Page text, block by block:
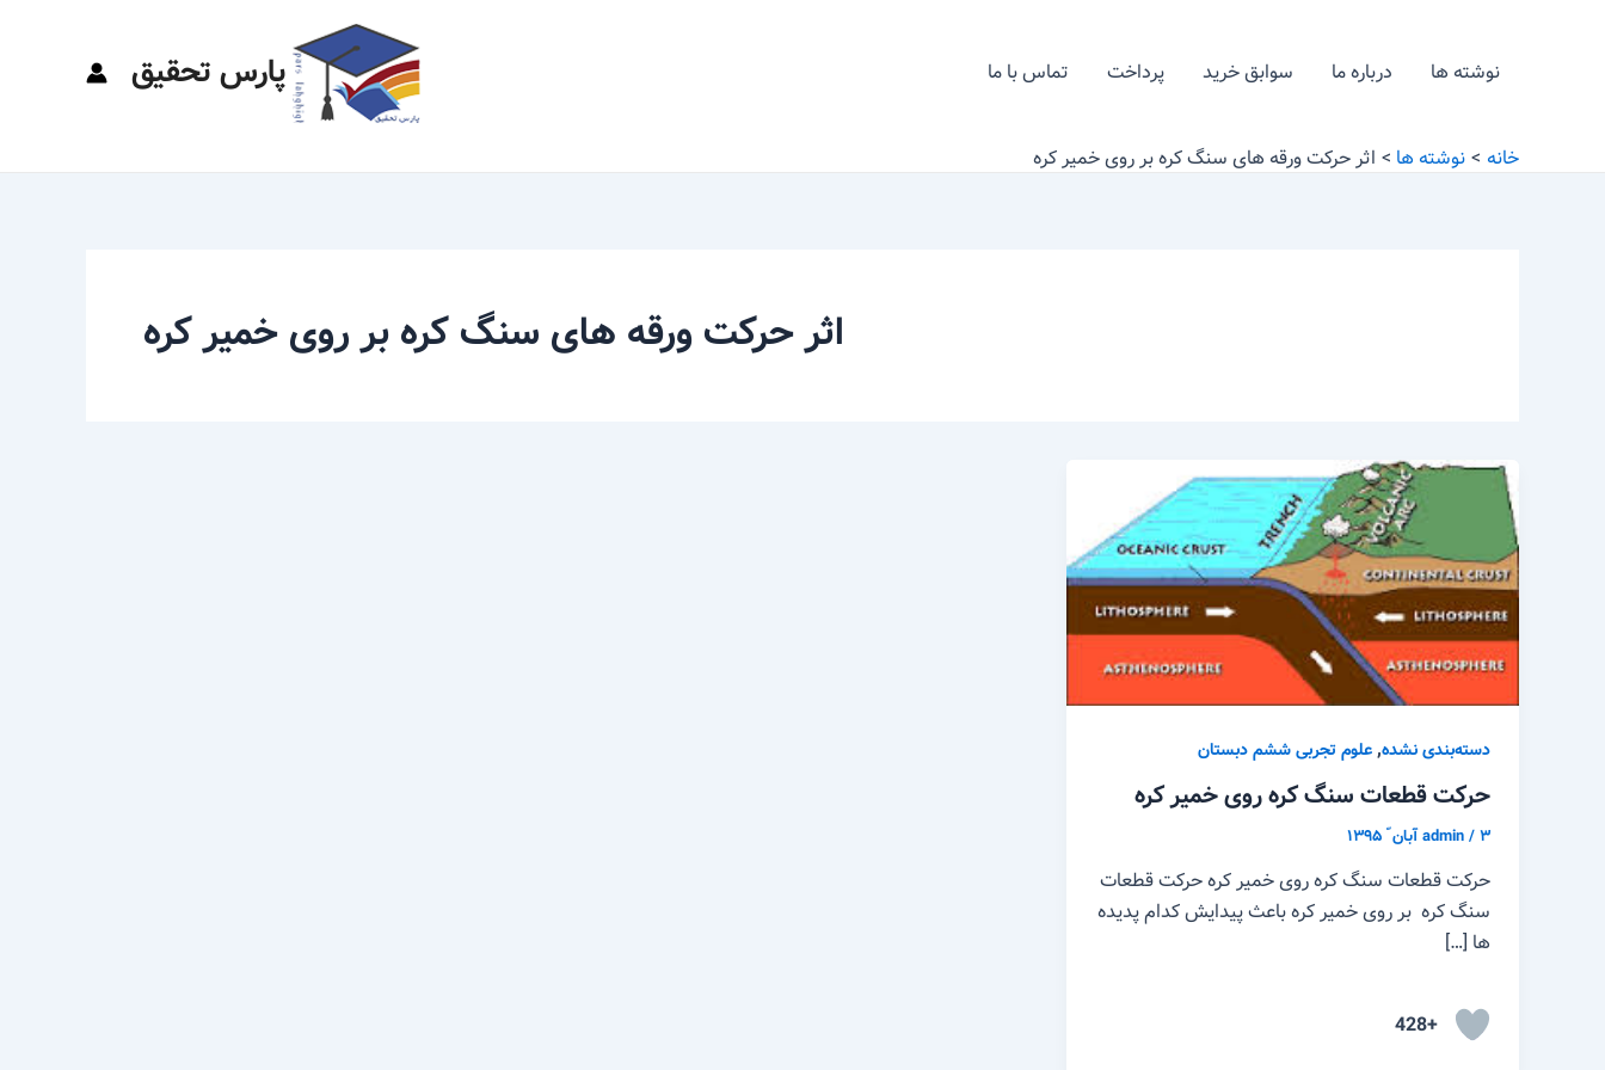
نوشته ها درباره ما سوابق خرید پرداخت تماس با ما پارس تحقیق
خانه نوشته ها اثر حرکت ورقه های سنگ کره بر روی خمیر کره
اثر حرکت ورقه های سنگ کره بر روی خمیر کره
دسته‌بندی نشده,علوم تجربی ششم دبستان
حرکت قطعات سنگ کره روی خمیر کره
admin/۳ آبان ّ ۱۳۹۵
حرکت قطعات سنگ کره روی خمیر کره حرکت قطعات
سنگ کره بر روی خمیر کره باعث پیدایش کدام پدیده
ها […]
+428